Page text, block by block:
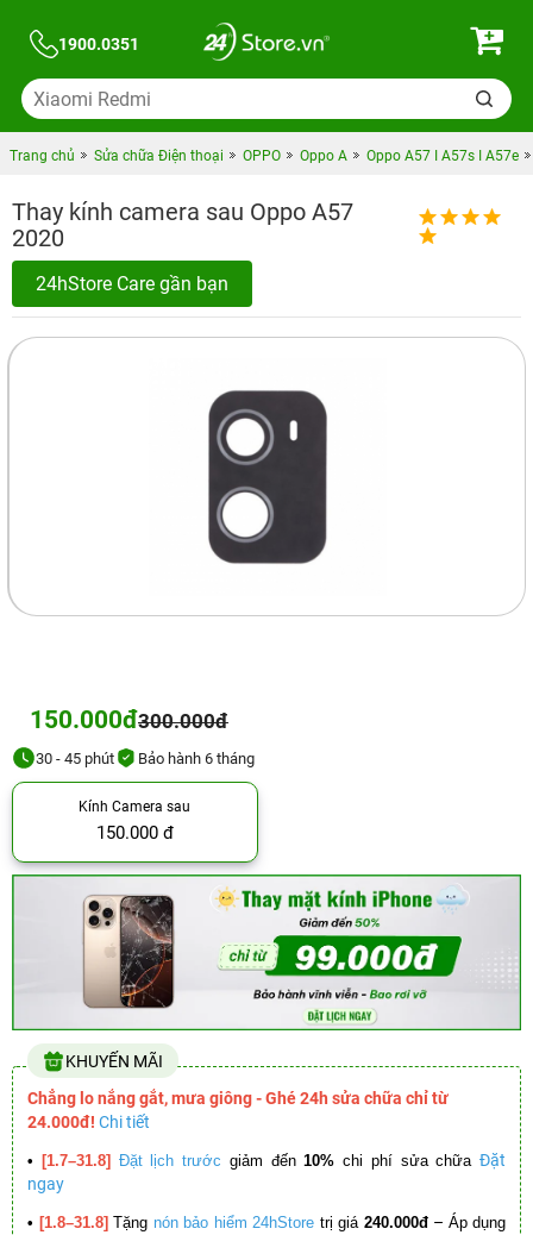
1900.0351
Trang chủ Sửa chữa Điện thoại OPPO Oppo A Oppo A57 I A57s I A57e
Thay kính camera sau Oppo A57
2020
24hStore Care gần bạn
150.000đ300.000đ
30 - 45 phút Bảo hành 6 tháng
Kính Camera sau
150.000 đ
KHUYẾN MÃI
Chẳng lo nắng gắt, mưa giông - Ghé 24h sửa chữa chỉ từ
24.000đ! Chi tiết
• [1.7–31.8] Đặt lịch trước giảm đến10% chi phí sửa chữa Đặt
ngay
• [1.8–31.8] Tặng nón bảo hiểm 24hStore trị giá 240.000đ – Áp dụng